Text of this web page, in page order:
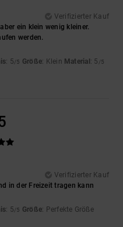
Verifizierter Kauf
ein klein wenig kleiner.
werden.
: 5/5 Größe: Klein Material : 5 /5
Verifizierter Kauf
in der Freizeit tragen kann
: 5/5 Größe: Perfekte Größe